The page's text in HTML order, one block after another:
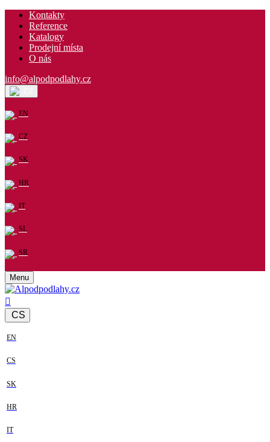
Kontakty
Reference
Katalogy
Prodejní místa
O nás
info@alpodpodlahy.cz
EN
CZ
SK
HR
IT
SL
SR
Menu
CS
EN
CS
SK
HR
IT